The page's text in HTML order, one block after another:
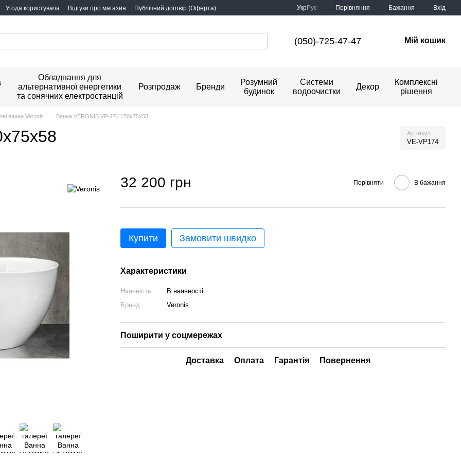
Угода користувача Відгуки про магазин Публічний договір (Оферта) УкрРус Порівняння Бажання Вхід
(050)-725-47-47 Мій кошик
Обладнання для
альтернативної енергетики
та сонячних електростанцій
Розпродаж Бренди
Розумний
будинок
Системи
водоочистки
Декор
Комплексні
рішення
ванни Veronis Ванна VERONIS VP-174 170х75х58
Артикул
VE-VP174
32 200 грн Порівняти В бажання
Купити Замовити швидко
Характеристики
Наявність
В наявності
Бренд
Veronis
Поширити у соцмережах
Доставка Оплата Гарантія Повернення